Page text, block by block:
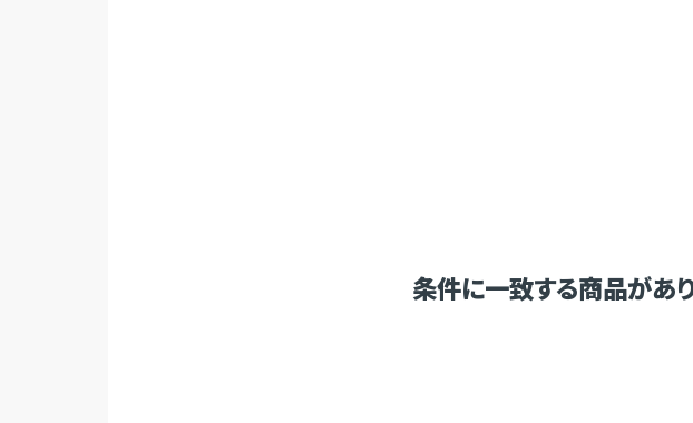
条件に一致する商品があ